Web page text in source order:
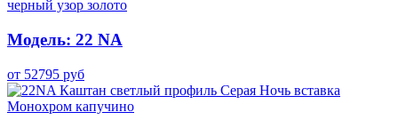
Модель: 22 NA
от 52795 руб